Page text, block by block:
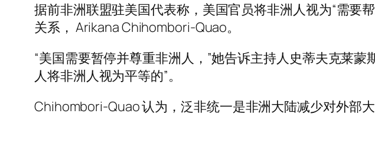
据前非洲联盟驻美国代表称，美国官员将非洲人视为“需要
关系， Arikana Chihombori-Quao。
“美国需要暂停并尊重非洲人，”她告诉主持人史蒂夫克莱
人将非洲人视为平等的”。
Chihombori-Quao 认为，泛非统一是非洲大陆减少对外部大